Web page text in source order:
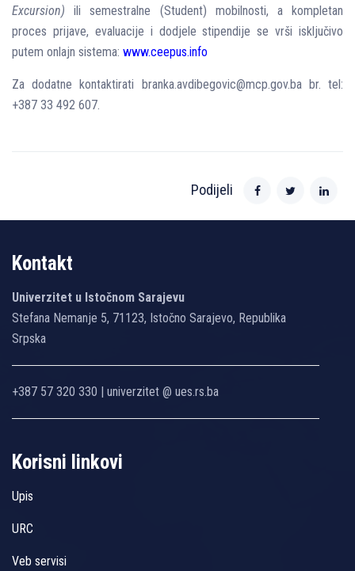
Excursion) ili semestralne (Student) mobilnosti, a kompletan
proces prijave, evaluacije i dodjele stipendije se vrši isključivo
putem onlajn sistema: www.ceepus.info
Za dodatne kontaktirati branka.avdibegovic@mcp.gov.ba br. tel:
+387 33 492 607.
Podijeli
Kontakt
Univerzitet u Istočnom Sarajevu
Stefana Nemanje 5, 71123, Istočno Sarajevo, Republika
Srpska
+387 57 320 330 | univerzitet @ ues.rs.ba
Korisni linkovi
Upis
URC
Veb servisi